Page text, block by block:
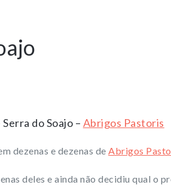
do Soajo – Abrigos Pastoris
dezenas e dezenas de Abrigos
deles e ainda não decidiu qual o